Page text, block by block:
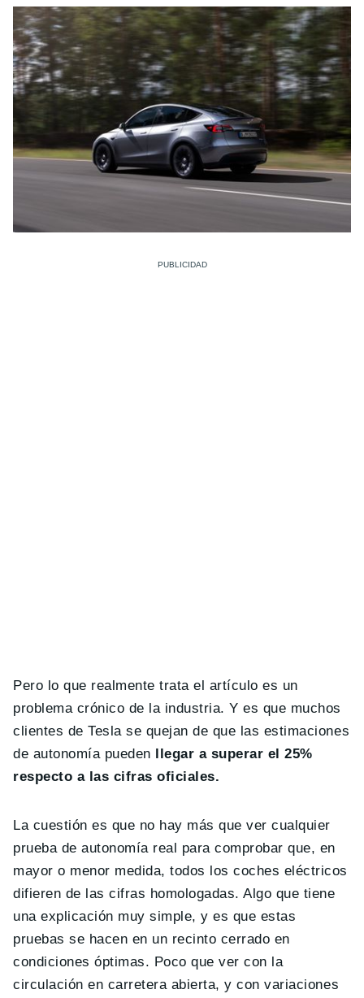
Pero lo que realmente trata el artículo es un
problema crónico de la industria. Y es que muchos
clientes de Tesla se quejan de que las estimaciones
de autonomía pueden llegar a superar el 25%
respecto a las cifras oficiales.
La cuestión es que no hay más que ver cualquier
prueba de autonomía real para comprobar que, en
mayor o menor medida, todos los coches eléctricos
difieren de las cifras homologadas. Algo que tiene
una explicación muy simple, y es que estas
pruebas se hacen en un recinto cerrado en
condiciones óptimas. Poco que ver con la
circulación en carretera abierta, y con variaciones